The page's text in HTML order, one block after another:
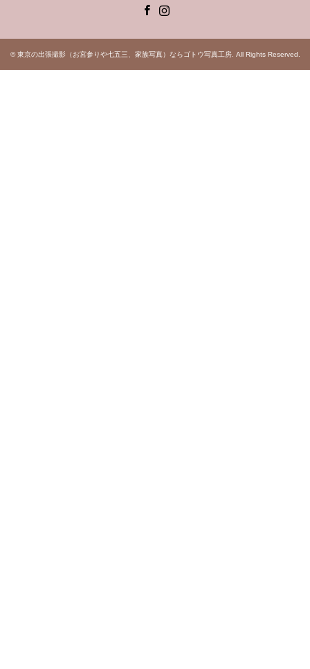
©東京の出張撮影（お宮参りや七五三、家族写真）ならゴトウ写真工房. All Rights Reserved.